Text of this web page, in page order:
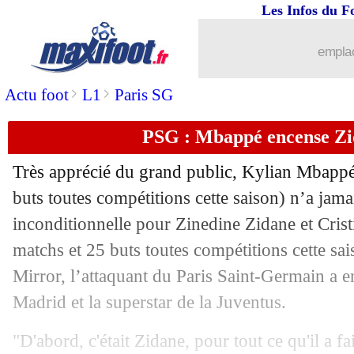
Actu foot> L1 > Paris SG
Les Infos du
PSG : Mbappé encense
Très apprécié du grand public, Kylian
buts toutes compétitions cette saison) n’a
inconditionnelle pour Zinedine Zidane et
matchs et 25 buts toutes compétitions cette
Mirror, l’attaquant du Paris Saint-Germain a
Madrid et la superstar de la Juventus.
"D'abord, c'était Zidane, pour tout ce qu'il a
: 13 joueurs sur le marché !
27/05 Barça: Fati est "intouchable"
27/05 Barça: L. Messi - "la même saison,
27/05 Chelsea: Deschamps dit "respect" à
27/05 OM: rebond en Turquie pour
27/05 Lyon: Tete et Rafael poussés vers la
Nice : Benitez rêve des Bleus, mais...